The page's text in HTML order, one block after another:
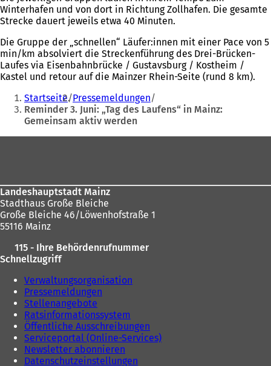
Winterhafen und von dort in Richtung Zollhafen. Die gesamte
Strecke dauert jeweils etwa 40 Minuten.
Die Gruppe der „schnellen“ Läufer:innen mit einer Pace von 5
min/km absolviert die Streckenführung des Drei-Brücken-
Laufes via Eisenbahnbrücke / Gustavsburg / Kostheim /
Kastel und retour auf die Mainzer Rhein-Seite (rund 8 km).
Sie
befinden
sich
hier:
Startseite Pressemeldungen
Reminder 3. Juni: „Tag des Laufens“ in Mainz:
Gemeinsam aktiv werden
Landeshauptstadt Mainz
Stadthaus Große Bleiche
Große Bleiche 46/Löwenhofstraße 1
55116 Mainz
115 - Ihre Behördenrufnummer
Schnellzugriff
Verwaltungsorganisation
Pressemeldungen
Stellenangebote
Ratsinformationssystem
Öffentliche Ausschreibungen
Serviceportal (Online-Services)
Newsletter abonnieren
Datenschutzeinstellungen